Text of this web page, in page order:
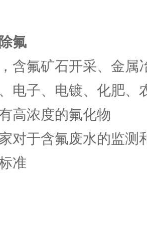
氟
含氟矿石开采、金属
电子、电镀、化肥、
高浓度的氟化物
对于含氟废水的监测
准